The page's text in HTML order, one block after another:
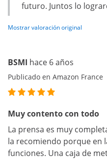
futuro. Juntos lo
Mostrar valoración original
BSMI hace 6 años
Publicado en Amazon France
Muy contento con todo
La prensa es muy
la recomiendo porque en
funciones. Una caja de